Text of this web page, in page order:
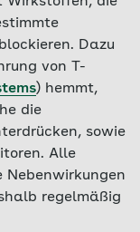
Dazu
von T-
) hemmt,
die
sowie
Alle
regelmäßig